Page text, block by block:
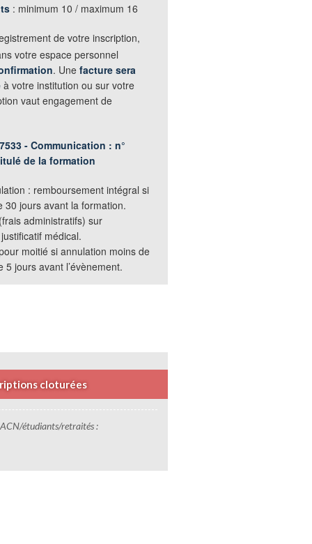
: minimum 10 / maximum 16
de votre inscription,
votre espace personnel
. Unefacture sera
à votre institution ou sur votre
vaut engagement de
- Communication : n°
de la formation
: remboursement intégral si
30 jours avant la formation.
administratifs) sur
médical.
moitié si annulation moins de
5 jours avant l’évènement.
cloturées
étudiants/retraités :